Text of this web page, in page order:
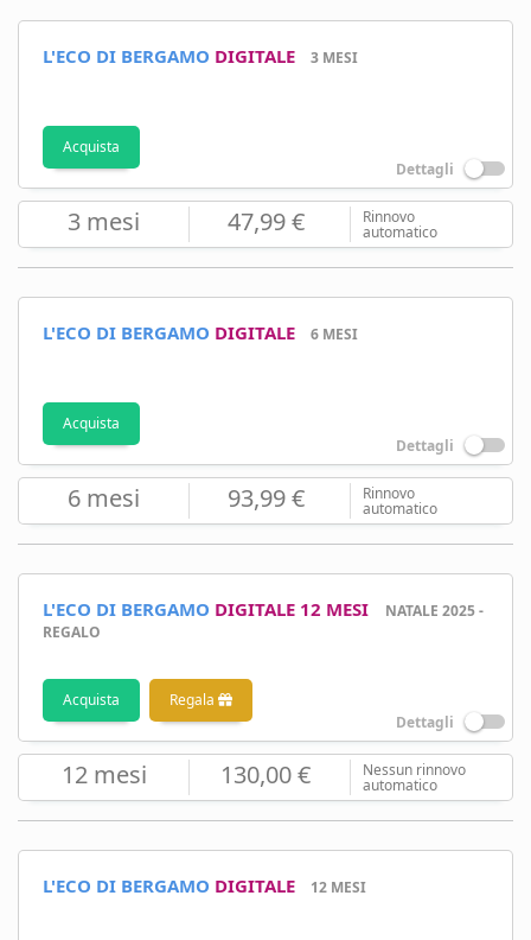
L'ECO DI BERGAMO DIGITALE 3 MESI
Acquista
Dettagli
3 mesi 47,99 € Rinnovo
automatico
L'ECO DI BERGAMO DIGITALE 6 MESI
Acquista
Dettagli
6 mesi 93,99 € Rinnovo
automatico
L'ECO DI BERGAMO DIGITALE 12 MESI
NATALE 2025 -
REGALO
Acquista
Regala
Dettagli
12 mesi 130,00 € Nessun rinnovo
automatico
L'ECO DI BERGAMO DIGITALE 12 MESI